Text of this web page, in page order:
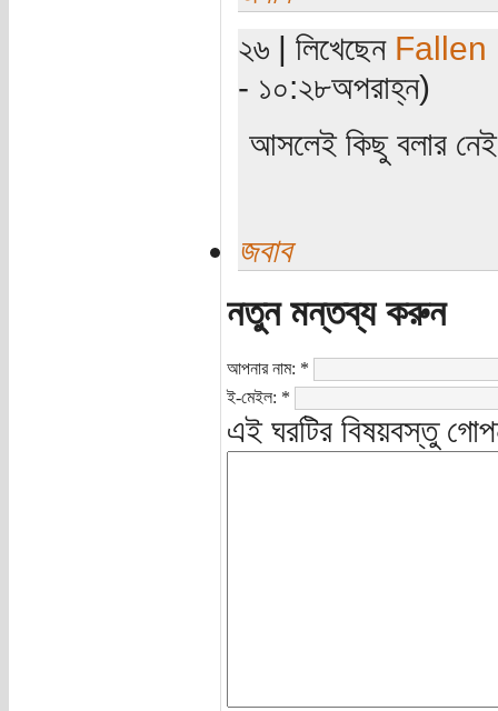
২৬ | লিখেছেন Fallen
- ১০:২৮অপরাহ্ন)
আসলেই কিছু বলার
জবাব
নতুন মন্তব্য করুন
আপনার নাম: *
ই-মেইল: *
এই ঘরটির বিষয়বস্তু